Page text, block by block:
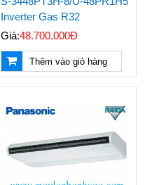
Inverter Gas R32
Giá:48.700.000Đ
Thêm vào giỏ hàng
Những Vật Tư Cần Có
Khi Thi Công Ống